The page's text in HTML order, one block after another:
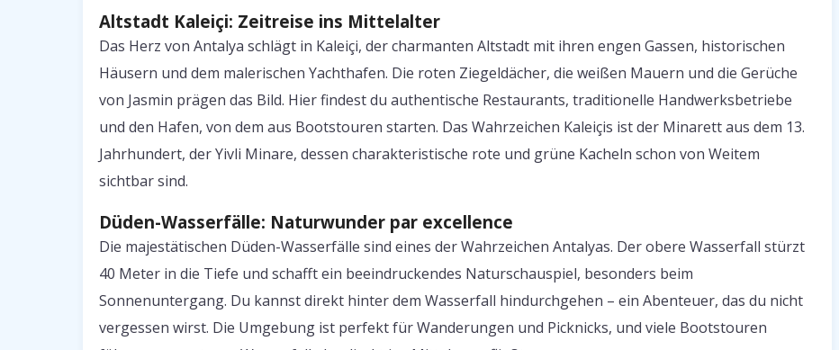
Altstadt Kaleiçi: Zeitreise ins Mittelalter
Das Herz von Antalya schlägt in Kaleiçi, der charmanten Altstadt mit ihren engen Gassen, historischen
Häusern und dem malerischen Yachthafen. Die roten Ziegeldächer, die weißen Mauern und die Gerüche
von Jasmin prägen das Bild. Hier findest du authentische Restaurants, traditionelle Handwerksbetriebe
und den Hafen, von dem aus Bootstouren starten. Das Wahrzeichen Kaleiçis ist der Minarett aus dem 13.
Jahrhundert, der Yivli Minare, dessen charakteristische rote und grüne Kacheln schon von Weitem
sichtbar sind.
Düden-Wasserfälle: Naturwunder par excellence
Die majestätischen Düden-Wasserfälle sind eines der Wahrzeichen Antalyas. Der obere Wasserfall stürzt
40 Meter in die Tiefe und schafft ein beeindruckendes Naturschauspiel, besonders beim
Sonnenuntergang. Du kannst direkt hinter dem Wasserfall hindurchgehen – ein Abenteuer, das du nicht
vergessen wirst. Die Umgebung ist perfekt für Wanderungen und Picknicks, und viele Bootstouren